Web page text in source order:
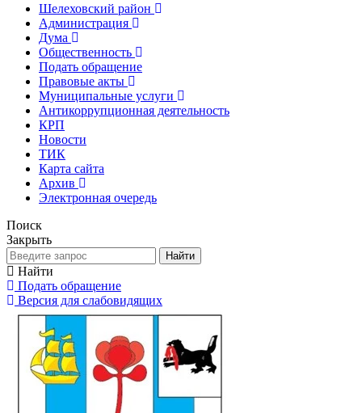
Шелеховский район
Администрация
Дума
Общественность
Подать обращение
Правовые акты
Муниципальные услуги
Антикоррупционная деятельность
КРП
Новости
ТИК
Карта сайта
Архив
Электронная очередь
Поиск
Закрыть
Найти
Найти
Подать обращение
Версия для слабовидящих